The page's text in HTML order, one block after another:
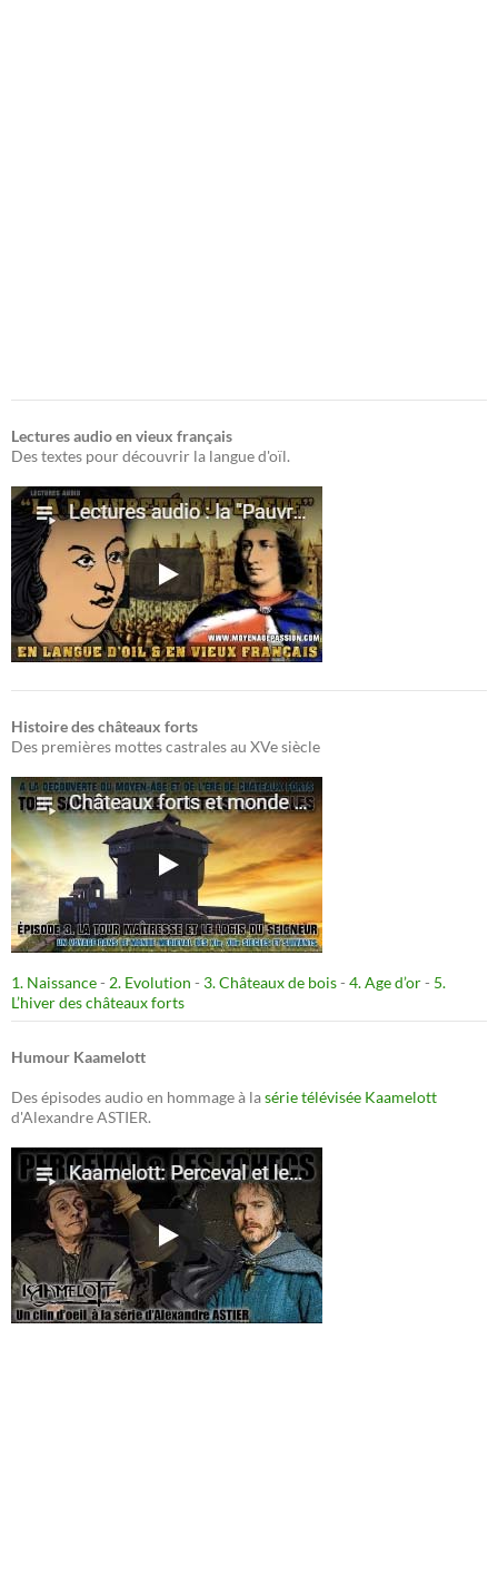
Lectures audio en vieux français
Des textes pour découvrir la langue d'oïl.
Histoire des châteaux forts
Des premières mottes castrales au XVe siècle
1. Naissance- 2. Evolution - 3. Châteaux de bois- 4. Age d’or- 5.
L’hiver des châteaux forts
Humour Kaamelott
Des épisodes audio en hommage à lasérie télévisée Kaamelott
d'Alexandre ASTIER.